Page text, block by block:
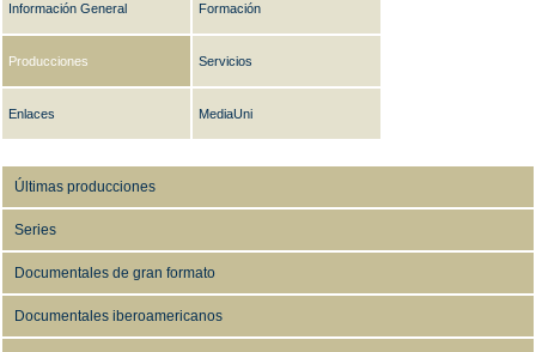
Información General Formación
Producciones Servicios
Enlaces MediaUni
Últimas producciones
Series
Documentales de gran formato
Documentales iberoamericanos